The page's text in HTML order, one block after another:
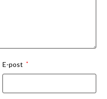
E-post *